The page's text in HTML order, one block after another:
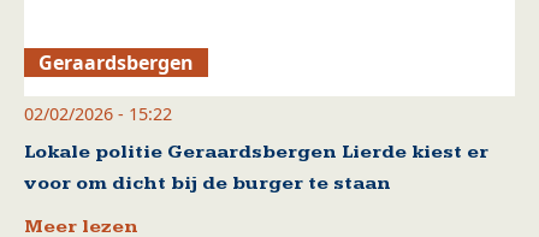
Geraardsbergen
02/02/2026 - 15:22
Lokale politie Geraardsbergen Lierde kiest er
voor om dicht bij de burger te staan
Meer lezen